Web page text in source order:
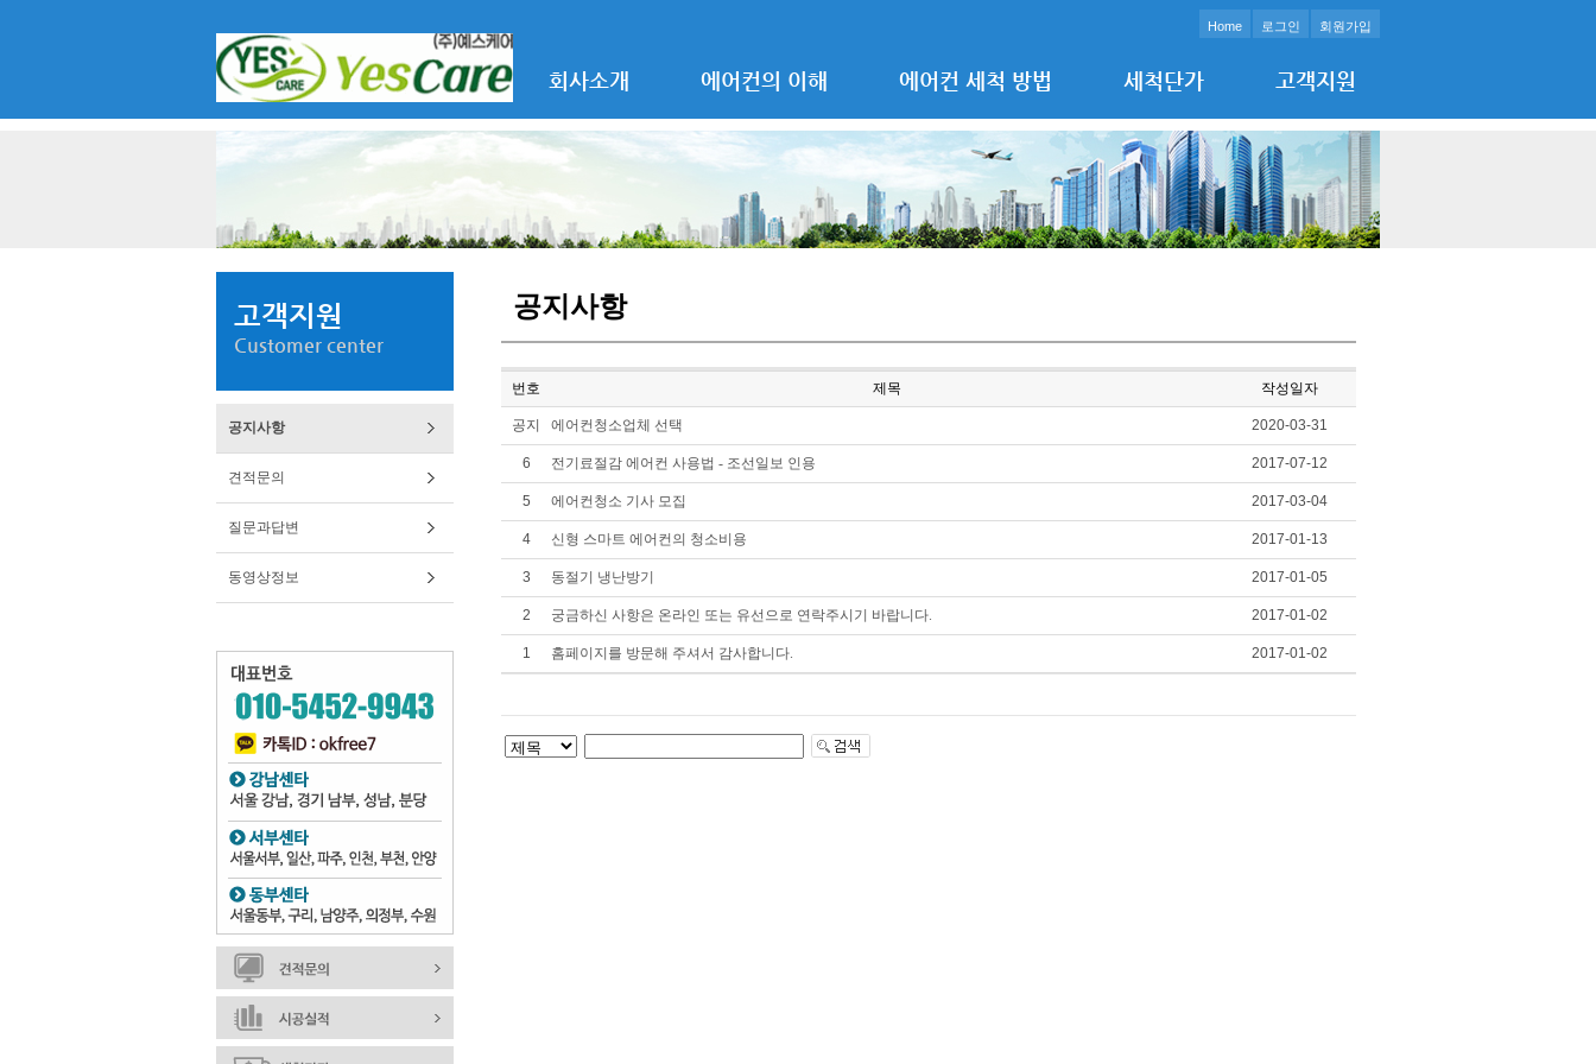
Home 로그인 회원가입
회사소개 에어컨의 이해 에어컨 세척 방법 세척단가 고객지원
고객지원
Customer center
공지사항
견적문의
질문과답변
동영상정보
공지사항
번호 제목 작성일자
공지 에어컨청소업체 선택 2020-03-31
6 전기료절감 에어컨 사용법 - 조선일보 인용 2017-07-12
5 에어컨청소 기사 모집 2017-03-04
4 신형 스마트 에어컨의 청소비용 2017-01-13
3 동절기 냉난방기 2017-01-05
2 궁금하신 사항은 온라인 또는 유선으로 연락주시기 바랍니다. 2017-01-02
1 홈페이지를 방문해 주셔서 감사합니다. 2017-01-02